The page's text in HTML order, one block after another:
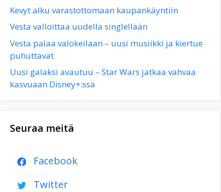
Kevyt alku varastottomaan kaupankäyntiin
Vesta valloittaa uudella singlellään
Vesta palaa valokeilaan – uusi musiikki ja kiertue
puhuttavat
Uusi galaksi avautuu – Star Wars jatkaa vahvaa
kasvuaan Disney+:ssa
Seuraa meitä
Facebook
Twitter